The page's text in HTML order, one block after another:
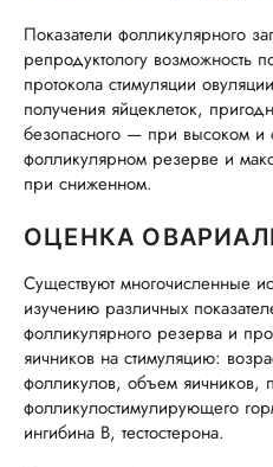
Показатели фолликулярного
репродуктологу возможность
протокола стимуляции
получения яйцеклеток,
безопасного — при высоком и
фолликулярном резерве и
при сниженном.
ОЦЕНКА
Существуют многочисленные
изучению различных
фолликулярного резерва и
яичников на стимуляцию:
фолликулов, объем яичников,
фолликулостимулирующего
ингибина В, тестостерона.